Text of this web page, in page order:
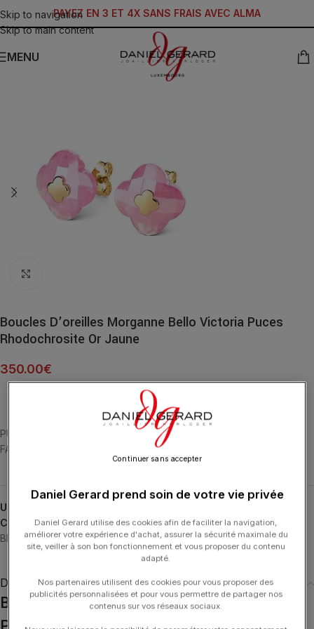
Skip to navigation
Skip to main content
PAYEZ EN 3 ET 4X SANS FRAIS AVEC ALMA
MENU
Boucles D’oreilles Morganne Bello Victoria Puces
Rhodochrosite Or Jaune
350.00€
PUCES OR JAUNE 18 CARATS ET RHODOCHROSITE MULTI-
FACETTÉE (3,96 CARATS)
UGS :
Catégories : Boucles d'Oreilles, Boucles d'Oreilles, MORGANNE
BELLO, Typologies, Victoria
Description
Boucles D’oreilles Morganne Bello Victoria
Daniel Gerard prend soin de votre vie privée
Daniel Gerard utilise des cookies afin de faciliter la navigation,
améliorer votre expérience d'achat, assurer la sécurité maximale du
site, veiller à son bon fonctionnement et vous proposer du contenu
adapté.
Nos partenaires utilisent des cookies pour vous proposer des
publicités personnalisées et pour vous permettre de partager nos
contenus sur vos réseaux sociaux.
Continuer sans accepter